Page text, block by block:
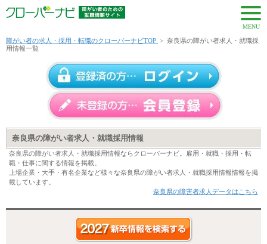
MENU
障がい者の求人・採用・転職のクローバーナビTOP > 奈良県の障がい者求人・就職採
用情報一覧
奈良県の障がい者求人・就職採用情報
奈良県の障がい者求人・就職採用情報ならクローバーナビ。雇用・就職・採用・転
職・仕事に関する情報を掲載。
上場企業・大手・有名企業など様々な奈良県の障がい者求人・就職採用情報情報を掲
載しています。
奈良県の障害者求人データはこちら